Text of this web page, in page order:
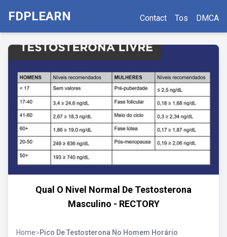
FDPLEARN Contact Tos DMCA
Qual O Nivel Normal De Testosterona
Masculino - RECTORY
Home>Pico De Testosterona No Homem Horário